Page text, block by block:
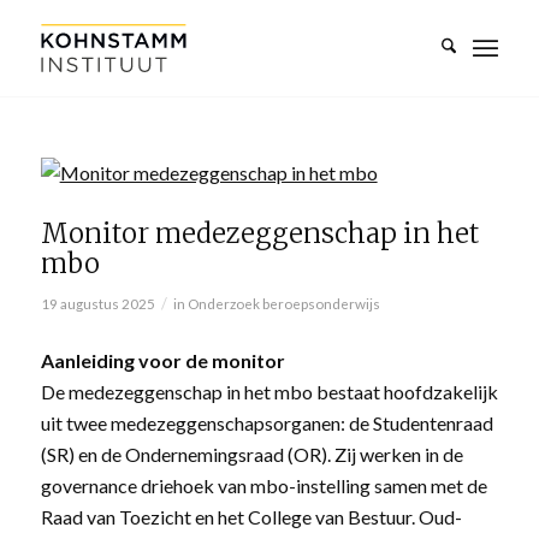
Monitor medezeggenschap in het
mbo
19 augustus 2025 / in Onderzoek beroepsonderwijs
Aanleiding voor de monitor
De medezeggenschap in het mbo bestaat hoofdzakelijk
uit twee medezeggenschapsorganen: de Studentenraad
(SR) en de Ondernemingsraad (OR). Zij werken in de
governance driehoek van mbo-instelling samen met de
Raad van Toezicht en het College van Bestuur. Oud-